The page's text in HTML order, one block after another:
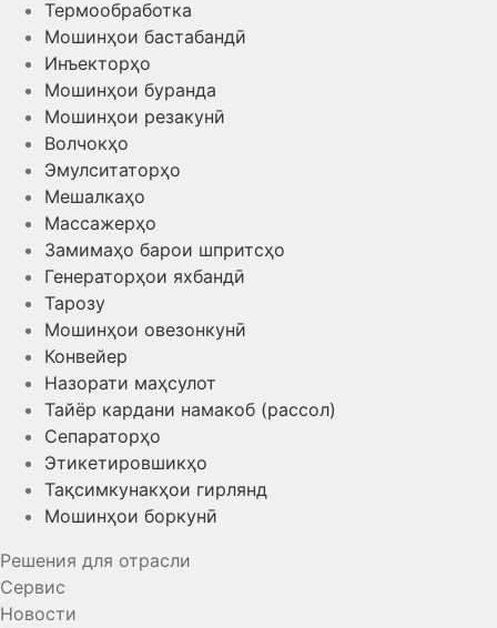
Термообработка
Мошинҳои бастабандӣ
Инъекторҳо
Мошинҳои буранда
Мошинҳои резакунӣ
Волчокҳо
Эмулситаторҳо
Мешалкаҳо
Массажерҳо
Замимаҳо барои шпритсҳо
Генераторҳои яхбандӣ
Тарозу
Мошинҳои овезонкунӣ
Конвейер
Назорати маҳсулот
Тайёр кардани намакоб (рассол)
Сепараторҳо
Этикетировшикҳо
Тақсимкунакҳои гирлянд
Мошинҳои боркунӣ
Решения для отрасли
Сервис
Новости